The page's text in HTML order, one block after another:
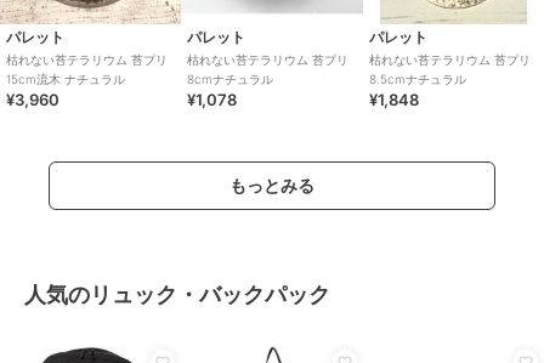
パレット
枯れない苔テラリウム 苔プリ
15cm流木 ナチュラル
¥3,960
パレット
枯れない苔テラリウム 苔プリ
8cmナチュラル
¥1,078
パレット
枯れない苔テラリウム 苔プリ
8.5cmナチュラル
¥1,848
もっとみる
人気のリュック・バックパック